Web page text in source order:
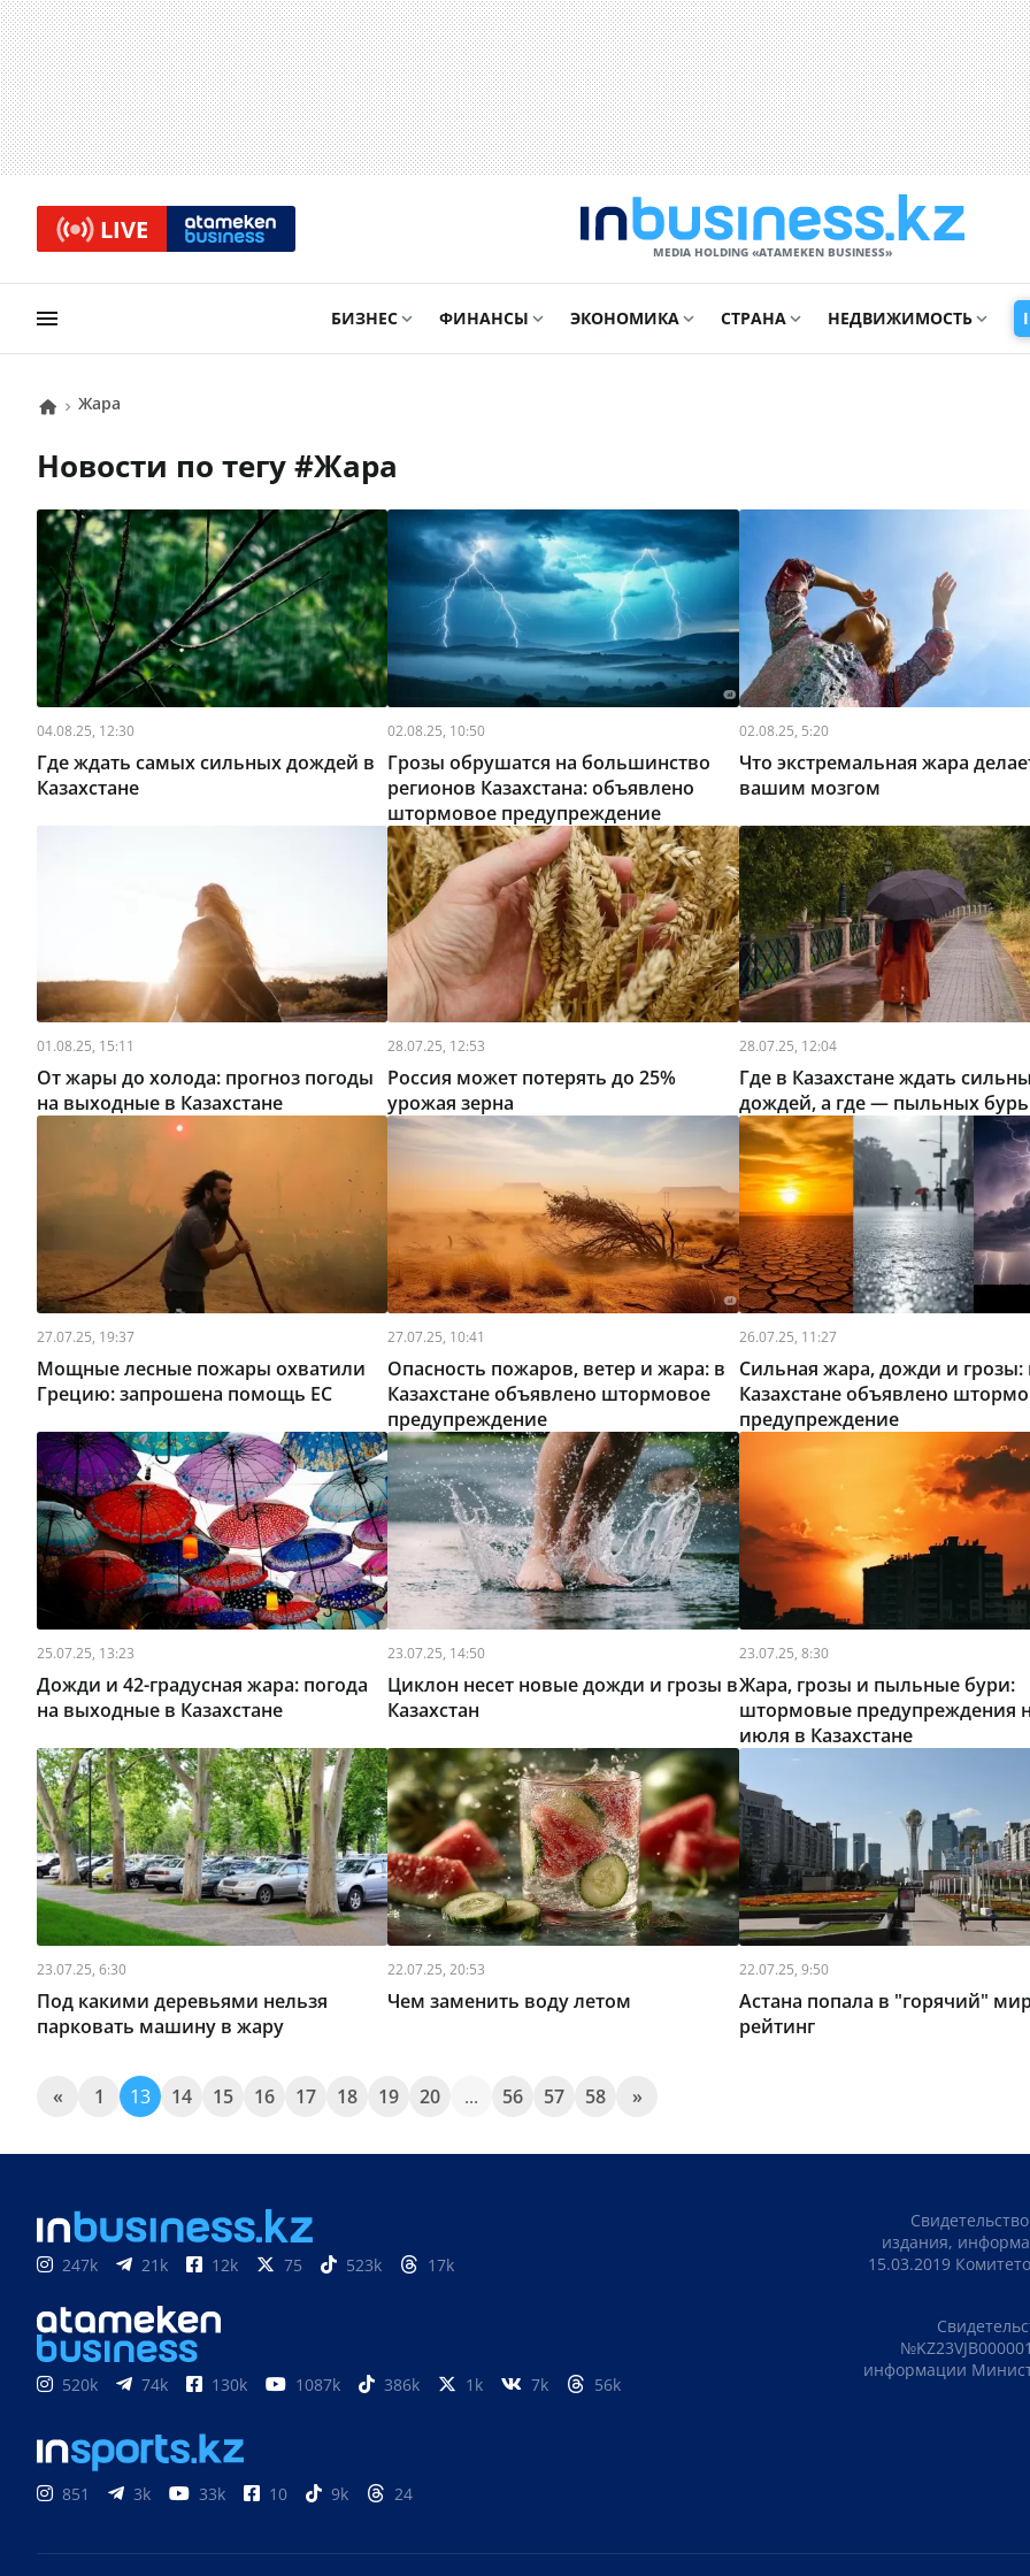
LIVE
MEDIA HOLDING «ATAMEKЕN BUSINESS»
БИЗНЕС ФИНАНСЫ ЭКОНОМИКА СТРАНА НЕДВИЖИМОСТЬ
Жара
Новости по тегу # Жара
04.08.25, 12:30
Где ждать самых сильных дождей в
Казахстане
02.08.25, 10:50
Грозы обрушатся на большинство
регионов Казахстана: объявлено
штормовое предупреждение
02.08.25, 5:20
Что экстремальная жара
вашим мозгом
01.08.25, 15:11
От жары до холода: прогноз погоды
на выходные в Казахстане
28.07.25, 12:53
Россия может потерять до 25%
урожая зерна
28.07.25, 12:04
Где в Казахстане ждать
дождей, а где — пыльных бурь
27.07.25, 19:37
Мощные лесные пожары охватили
Грецию: запрошена помощь ЕС
27.07.25, 10:41
Опасность пожаров, ветер и жара: в
Казахстане объявлено штормовое
предупреждение
26.07.25, 11:27
Сильная жара, дожди и грозы:
Казахстане объявлено
предупреждение
25.07.25, 13:23
Дожди и 42-градусная жара: погода
на выходные в Казахстане
23.07.25, 14:50
Циклон несет новые дожди и грозы в
Казахстан
23.07.25, 8:30
Жара, грозы и пыльные бури:
штормовые предупреждения
июля в Казахстане
23.07.25, 6:30
Под какими деревьями нельзя
парковать машину в жару
22.07.25, 20:53
Чем заменить воду летом
22.07.25, 9:50
Астана попала в "горячий"
рейтинг
« 1 13 14 15 16 17 18 19 20 ... 56 57 58 »
247k 21k 12k 75 523k 17k
520k 74k 130k 1087k 386k 1k 7k 56k
851 3k 33k 10 9k 24
издания,
15.03.2019
информации